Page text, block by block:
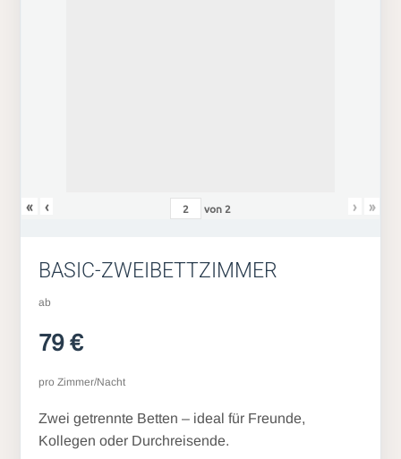
« ‹ von 2 › »
BASIC-ZWEIBETTZIMMER
ab
79 €
pro Zimmer/Nacht
Zwei getrennte Betten – ideal für Freunde,
Kollegen oder Durchreisende.